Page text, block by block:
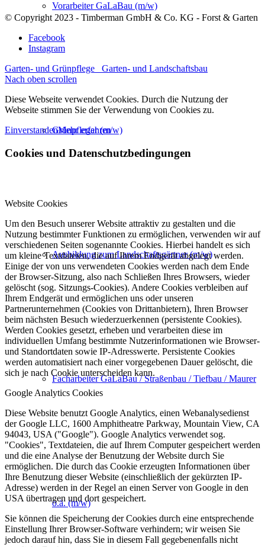
Vorarbeiter GaLaBau (m/w)
Grünpfleger (m/w)
Ausbildung zum Landschaftsgärtner (m/w)
Facharbeiter GaLaBau / Straßenbau / Tiefbau / Maurer
o.ä. (m/w)
© Copyright 2023 - Timberman GmbH & Co. KG - Forst & Garten
Facebook
Instagram
Garten- und Grünpflege
Garten- und Landschaftsbau
Nach oben scrollen
Diese Webseite verwendet Cookies. Durch die Nutzung der
Webseite stimmen Sie der Verwendung von Cookies zu.
EinverstandenMehr erfahren
Cookies und Datenschutzbedingungen
Website Cookies
Um den Besuch unserer Website attraktiv zu gestalten und die
Nutzung bestimmter Funktionen zu ermöglichen, verwenden wir auf
verschiedenen Seiten sogenannte Cookies. Hierbei handelt es sich
um kleine Textdateien, die auf Ihrem Endgerät abgelegt werden.
Einige der von uns verwendeten Cookies werden nach dem Ende
der Browser-Sitzung, also nach Schließen Ihres Browsers, wieder
gelöscht (sog. Sitzungs-Cookies). Andere Cookies verbleiben auf
Ihrem Endgerät und ermöglichen uns oder unseren
Partnerunternehmen (Cookies von Drittanbietern), Ihren Browser
beim nächsten Besuch wiederzuerkennen (persistente Cookies).
Werden Cookies gesetzt, erheben und verarbeiten diese im
individuellen Umfang bestimmte Nutzerinformationen wie Browser-
und Standortdaten sowie IP-Adresswerte. Persistente Cookies
werden automatisiert nach einer vorgegebenen Dauer gelöscht, die
sich je nach Cookie unterscheiden kann.
Google Analytics Cookies
Diese Website benutzt Google Analytics, einen Webanalysedienst
der Google LLC, 1600 Amphitheatre Parkway, Mountain View, CA
94043, USA ("Google"). Google Analytics verwendet sog.
"Cookies", Textdateien, die auf Ihrem Computer gespeichert werden
und die eine Analyse der Benutzung der Website durch Sie
ermöglichen. Die durch das Cookie erzeugten Informationen über
Ihre Benutzung dieser Website (einschließlich der gekürzten IP-
Adresse) werden in der Regel an einen Server von Google in den
USA übertragen und dort gespeichert.
Sie können die Speicherung der Cookies durch eine entsprechende
Einstellung Ihrer Browser-Software verhindern; wir weisen Sie
jedoch darauf hin, dass Sie in diesem Fall gegebenenfalls nicht